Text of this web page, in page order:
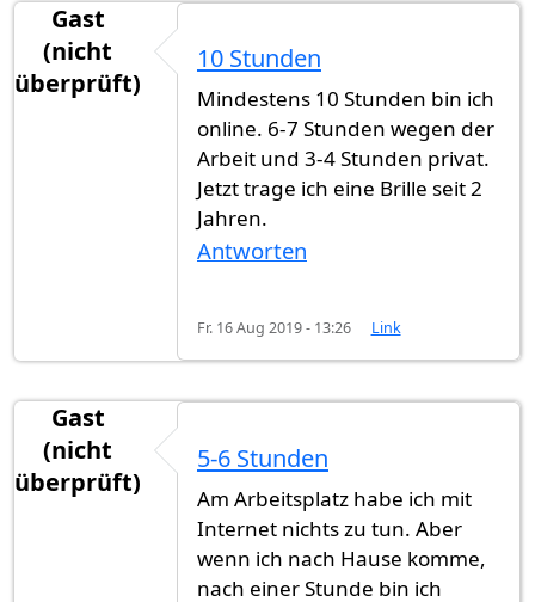
Gast
(nicht
überprüft)
10 Stunden
Mindestens 10 Stunden bin ich
online. 6-7 Stunden wegen der
Arbeit und 3-4 Stunden privat.
Jetzt trage ich eine Brille seit 2
Jahren.
Antworten
Fr. 16 Aug 2019 - 13:26 Link
Gast
(nicht
überprüft)
5-6 Stunden
Am Arbeitsplatz habe ich mit
Internet nichts zu tun. Aber
wenn ich nach Hause komme,
nach einer Stunde bin ich